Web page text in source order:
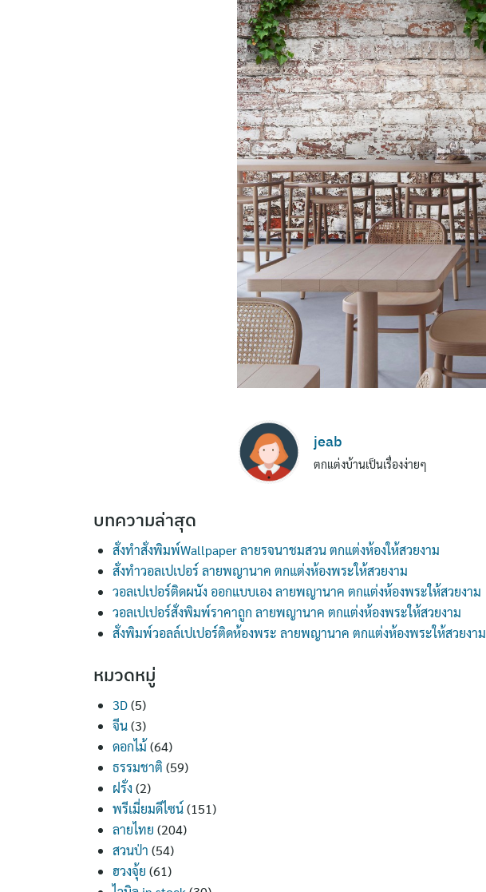
Search
for:
jeab
ตกแต่งบ้านเป็นเรื่องง่ายๆ
บทความล่าสุด
สั่งทำสั่งพิมพ์Wallpaper ลายรจนาชมสวน ตกแต่งห้องให้สวยงาม
สั่งทำวอลเปเปอร์ ลายพญานาค ตกแต่งห้องพระให้สวยงาม
วอลเปเปอร์ติดผนัง ออกแบบเอง ลายพญานาค ตกแต่งห้องพระให้สวยงาม
วอลเปเปอร์สั่งพิมพ์ราคาถูก ลายพญานาค ตกแต่งห้องพระให้สวยงาม
สั่งพิมพ์วอลล์เปเปอร์ติดห้องพระ ลายพญานาค ตกแต่งห้องพระให้สวยงาม
หมวดหมู่
3D(5)
จีน(3)
ดอกไม้ (64)
ธรรมชาติ (59)
ฝรั่ง (2)
พรีเมี่ยมดีไซน์(151)
ลายไทย (204)
สวนป่า (54)
ฮวงจุ้ย (61)